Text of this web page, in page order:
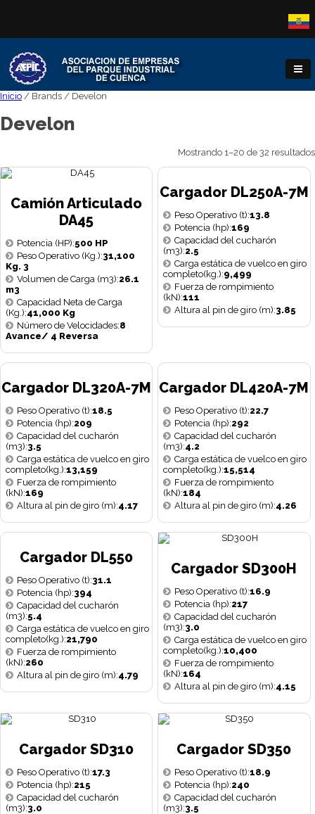
Inicio / Brands / Develon
Develon
Mostrando 1–20 de 32 resultados
Camión Articulado
DA45
Potencia (HP):500 HP
Peso Operativo (Kg.):31,100
Kg. 3
Volumen de Carga (m3):26.1
m3
Capacidad Neta de Carga
(Kg.):41,000 Kg
Número de Velocidades:8
Avance/ 4 Reversa
Cargador DL250A-7M
Peso Operativo (t):13.8
Potencia (hp):169
Capacidad del cucharón
(m3):2.5
Carga estática de vuelco en giro
completo(kg.):9,499
Fuerza de rompimiento
(kN):111
Altura al pin de giro (m):3.85
Cargador DL320A-7M
Peso Operativo (t):18.5
Potencia (hp):209
Capacidad del cucharón
(m3):3.5
Carga estática de vuelco en giro
completo(kg.):13,159
Fuerza de rompimiento
(kN):169
Altura al pin de giro (m):4.17
Cargador DL420A-7M
Peso Operativo (t):22.7
Potencia (hp):292
Capacidad del cucharón
(m3):4.2
Carga estática de vuelco en giro
completo(kg.):15,514
Fuerza de rompimiento
(kN):184
Altura al pin de giro (m):4.26
Cargador DL550
Peso Operativo (t):31.1
Potencia (hp):394
Capacidad del cucharón
(m3):5.4
Carga estática de vuelco en giro
completo(kg.):21,790
Fuerza de rompimiento
(kN):260
Altura al pin de giro (m):4.79
Cargador SD300H
Peso Operativo (t):16.9
Potencia (hp):217
Capacidad del cucharón
(m3):3.0
Carga estática de vuelco en giro
completo(kg.):10,400
Fuerza de rompimiento
(kN):164
Altura al pin de giro (m):4.15
Cargador SD310
Peso Operativo (t):17.3
Potencia (hp):215
Capacidad del cucharón
(m3):3.0
Cargador SD350
Peso Operativo (t):18.9
Potencia (hp):240
Capacidad del cucharón
(m3):3.5